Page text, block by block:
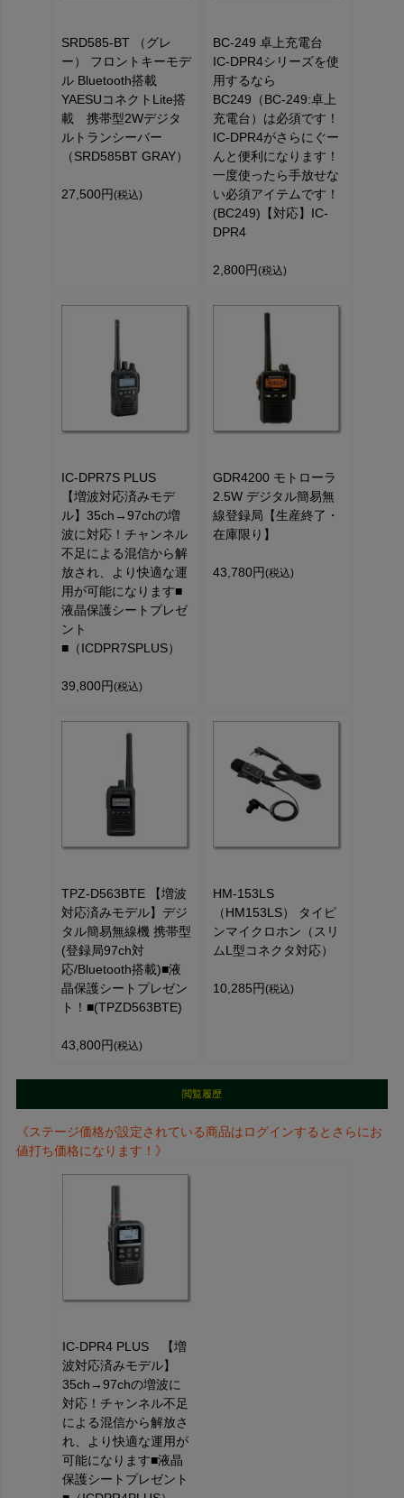
SRD585-BT （グレ
ー） フロントキーモデ
ル Bluetooth搭載
YAESUコネクトLite搭
載 携帯型2Wデジタ
ルトランシーバー
（SRD585BT GRAY）
27,500円(税込)
BC-249 卓上充電台
IC-DPR4シリーズを使
用するなら
BC249（BC-249:卓上
充電台）は必須です！
IC-DPR4がさらにぐー
んと便利になります！
一度使ったら手放せな
い必須アイテムです！
(BC249)【対応】IC-
DPR4
2,800円(税込)
IC-DPR7S PLUS
【増波対応済みモデ
ル】35ch→97chの増
波に対応！チャンネル
不足による混信から解
放され、より快適な運
用が可能になります■
液晶保護シートプレゼ
ント
■（ICDPR7SPLUS）
39,800円(税込)
GDR4200 モトローラ
2.5W デジタル簡易無
線登録局【生産終了・
在庫限り】
43,780円(税込)
TPZ-D563BTE 【増波
対応済みモデル】デジ
タル簡易無線機 携帯型
(登録局97ch対
応/Bluetooth搭載)■液
晶保護シートプレゼン
ト！■(TPZD563BTE)
43,800円(税込)
HM-153LS
（HM153LS） タイピ
ンマイクロホン（スリ
ムL型コネクタ対応）
10,285円(税込)
閲覧履歴
《ステージ価格が設定されている商品はログインするとさらにお
値打ち価格になります！》
IC-DPR4 PLUS 【増
波対応済みモデル】
35ch→97chの増波に
対応！チャンネル不足
による混信から解放さ
れ、より快適な運用が
可能になります■液晶
保護シートプレゼント